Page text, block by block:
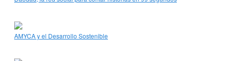
AMYCA y el Desarrollo Sostenible